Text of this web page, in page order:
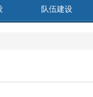
队伍建设